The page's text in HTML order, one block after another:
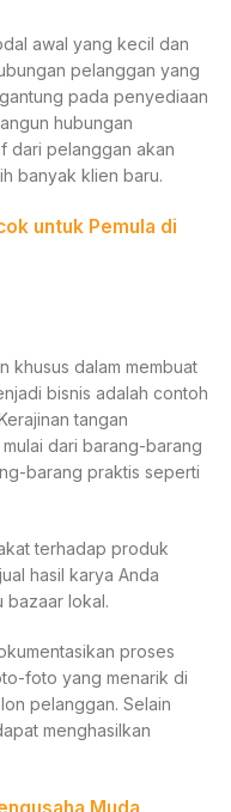
awal yang kecil dan
pelanggan yang
pada penyediaan
hubungan
dari pelanggan akan
banyak klien baru.
untuk Pemula di
khusus dalam membuat
bisnis adalah contoh
tangan
dari barang-barang
barang praktis seperti
terhadap produk
hasil karya Anda
bazaar lokal.
proses
foto yang menarik di
pelanggan. Selain
menghasilkan